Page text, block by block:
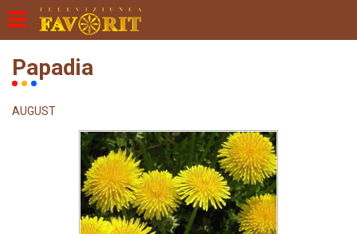
Papadia
AUGUST